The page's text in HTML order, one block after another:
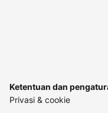
Ketentuan dan
Privasi & cookie